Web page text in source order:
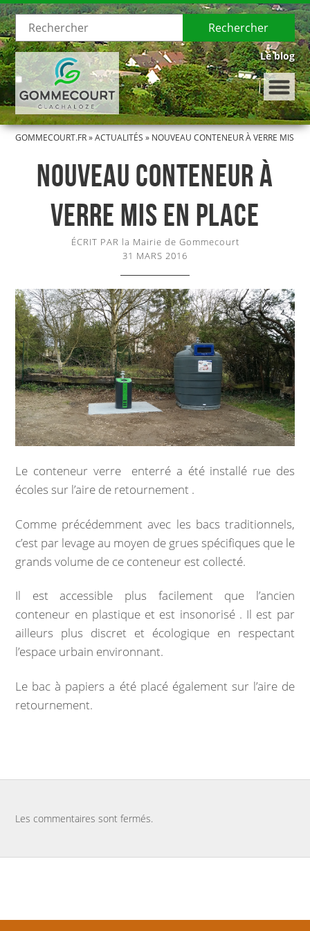
Rechercher
LE VILLAGE
Présentation de Gommecourt
Histoire de Gommecourt
LA MUNICIPALITÉ
Marchés publics
Intercommunalité
VIE COMMUNALE
École et organisation périscolaire
Salle communale
Aux alentours
INFOS PRATIQUES
Vos démarches
Agenda
Espace documentaire
Le blog
GOMMECOURT.FR»ACTUALITÉS » NOUVEAU CONTENEUR À VERRE MIS
EN PLACENOUVEAU CONTENEUR À
VERRE MIS EN PLACE
ÉCRIT PAR la Mairie de Gommecourt
31 MARS 2016
Le conteneur verre enterré a été installé rue des
écoles sur l’aire de retournement .
Comme précédemment avec les bacs traditionnels,
c’est par levage au moyen de grues spécifiques que le
grands volume de ce conteneur est collecté.
Il est accessible plus facilement que l’ancien
conteneur en plastique et est insonorisé . Il est par
ailleurs plus discret et écologique en respectant
l’espace urbain environnant.
Le bac à papiers a été placé également sur l’aire de
retournement.
Les commentaires sont fermés.